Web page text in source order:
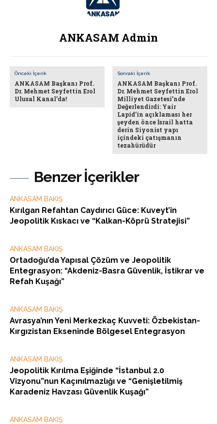
Benzer İçerikler
ANKASAM BAKIŞ
Kırılgan Refahtan Caydırıcı Güce: Kuveyt’in
Jeopolitik Kıskacı ve “Kalkan-Köprü Stratejisi”
ANKASAM BAKIŞ
Ortadoğu’da Yapısal Çözüm ve Jeopolitik
Entegrasyon: “Akdeniz-Basra Güvenlik, İstikrar ve
Refah Kuşağı”
ANKASAM BAKIŞ
Avrasya’nın Yeni Merkezkaç Kuvveti: Özbekistan-
Kırgızistan Ekseninde Bölgesel Entegrasyon
ANKASAM BAKIŞ
Jeopolitik Kırılma Eşiğinde “İstanbul 2.0
Vizyonu”nun Kaçınılmazlığı ve “Genişletilmiş
Karadeniz Havzası Güvenlik Kuşağı”
ANKASAM BAKIŞ
ANKASAM Admin
Önceki İçerik
ANKASAM Başkanı Prof.
Dr. Mehmet Seyfettin Erol
Ulusal Kanal’da!
Sonraki İçerik
ANKASAM Başkanı Prof.
Dr. Mehmet Seyfettin Erol
Milliyet Gazetesi’nde
Değerlendirdi: Yair
Lapid’in açıklaması her
şeyden önce İsrail hatta
derin Siyonist yapı
içindeki çatışmanın
tezahürüdür